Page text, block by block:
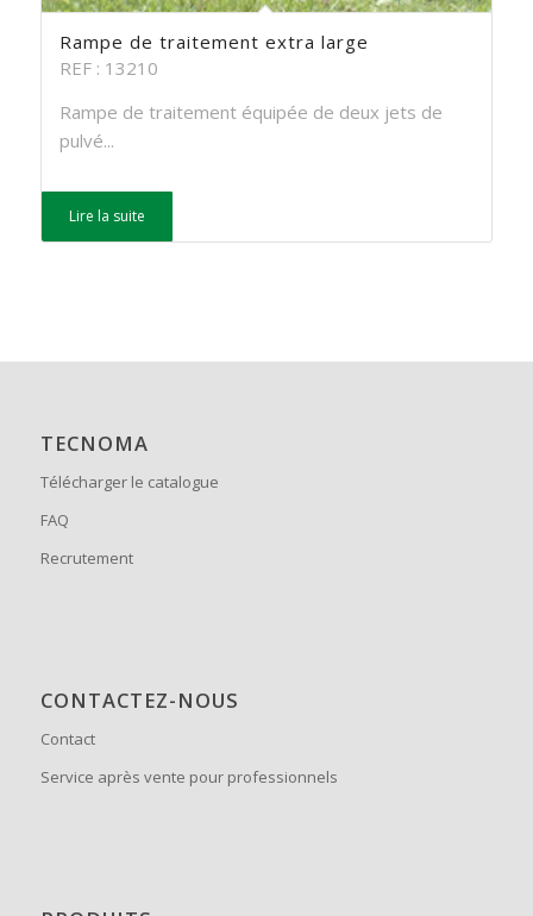
Rampe de traitement extra large
REF : 13210
Rampe de traitement équipée de deux jets de
pulvé...
Lire la suite
TECNOMA
Télécharger le catalogue
FAQ
Recrutement
CONTACTEZ-NOUS
Contact
Service après vente pour professionnels